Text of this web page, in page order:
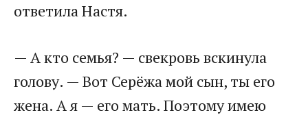
ответила Настя.
— А кто семья? — свекровь вскинула
голову. — Вот Серёжа мой сын, ты его
жена. А я — его мать. Поэтому имею